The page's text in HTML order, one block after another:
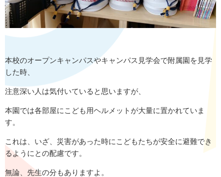
本校のオープンキャンパスやキャンパス見学会で附属園を見学
した時、
注意深い人は気付いていると思いますが、
本園では各部屋にこども用ヘルメットが大量に置かれていま
す。
これは、いざ、災害があった時にこどもたちが安全に避難でき
るようにとの配慮です。
無論、先生の分もありますよ。